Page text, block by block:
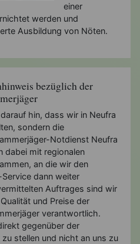
einer
werden und
Ausbildung von Nöten.
bezüglich der
hin, dass wir in Neufra
sondern die
Notdienst Neufra
dabei mit regionalen
an die wir den
dann weiter
Auftrages sind wir
und Preise der
verantwortlich.
gegenüber der
stellen und nicht an uns zu